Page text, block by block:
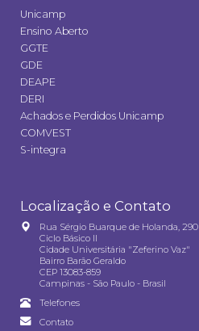
Unicamp
Ensino Aberto
GGTE
GDE
DEAPE
DERI
Achados e Perdidos Unicamp
COMVEST
S-integra
Localização e Contato
Rua Sérgio Buarque de Holanda, 290
Ciclo Básico II
Cidade Universitária "Zeferino Vaz"
Bairro Barão Geraldo
CEP 13083-859
Campinas - São Paulo - Brasil
Telefones
Contato